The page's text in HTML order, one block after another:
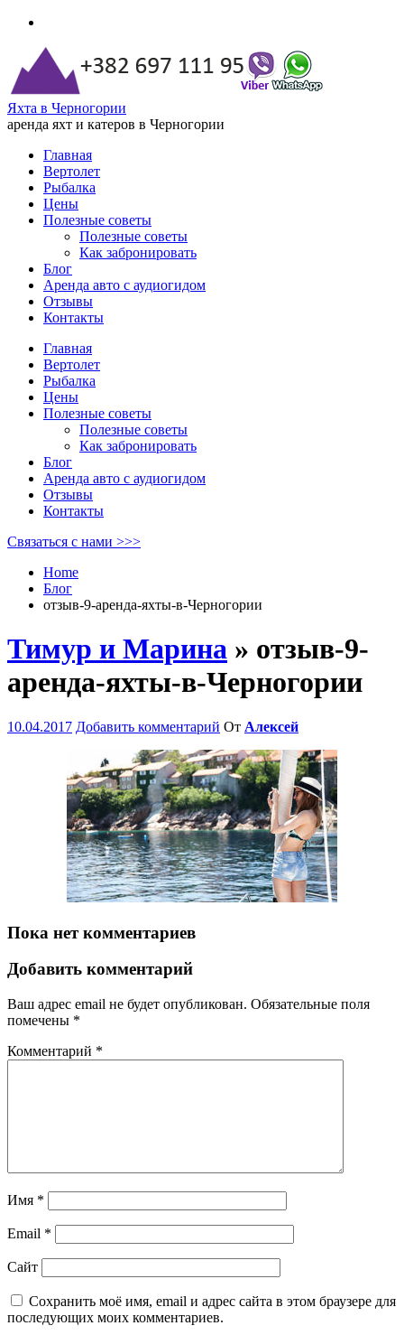
Яхта в Черногории
аренда яхт и катеров в Черногории
Главная
Вертолет
Рыбалка
Цены
Полезные советы
Полезные советы
Как забронировать
Блог
Аренда авто с аудиогидом
Отзывы
Контакты
Главная
Вертолет
Рыбалка
Цены
Полезные советы
Полезные советы
Как забронировать
Блог
Аренда авто с аудиогидом
Отзывы
Контакты
Связаться с нами >>>
Home
Блог
отзыв-9-аренда-яхты-в-Черногории
Тимур и Марина » отзыв-9-
аренда-яхты-в-Черногории
10.04.2017 Добавить комментарий От Алексей
Пока нет комментариев
Добавить комментарий
Ваш адрес email не будет опубликован. Обязательные поля
помечены *
Комментарий *
Имя *
Email *
Сайт
Сохранить моё имя, email и адрес сайта в этом браузере для
последующих моих комментариев.